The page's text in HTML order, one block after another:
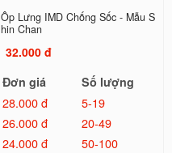
Ốp Lưng IMD Chống Sốc - Mẫu S
hin Chan
32.000 đ
Đơn giá
Số lượng
28.000 đ
5-19
26.000 đ
20-49
24.000 đ
50-100